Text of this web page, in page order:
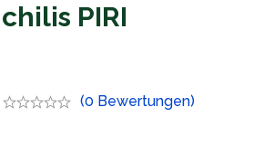
PIRI
(0 Bewertungen)